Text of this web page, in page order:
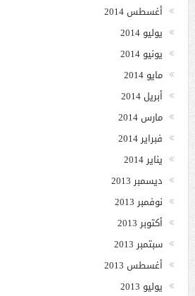
أغسطس 2014
يوليو 2014
يونيو 2014
مايو 2014
أبريل 2014
مارس 2014
فبراير 2014
يناير 2014
ديسمبر 2013
نوفمبر 2013
أكتوبر 2013
سبتمبر 2013
أغسطس 2013
يوليو 2013